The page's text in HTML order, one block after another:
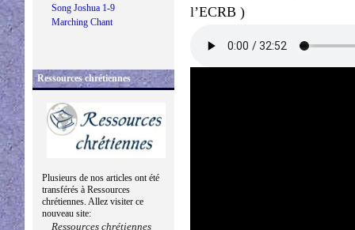
Song Joshua 1-9
Marching Chant
Ressources chrétiennes
Plusieurs de nos articles ont été
transférés à Ressources
chrétiennes. Allez visiter ce
nouveau site:
Ressources chrétiennes
l’ECRB )